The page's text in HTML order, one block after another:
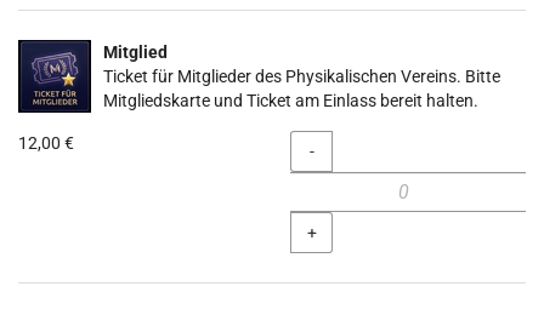
Mitglied
Ticket für Mitglieder des Physikalischen Vereins. Bitte
Mitgliedskarte und Ticket am Einlass bereit halten.
12,00 € Menge
-
+